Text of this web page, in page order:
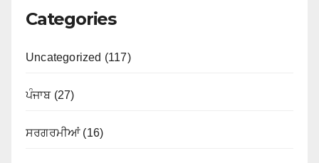
Categories
Uncategorized (117)
ਪੰਜਾਬ (27)
ਸਰਗਰਮੀਆਂ (16)